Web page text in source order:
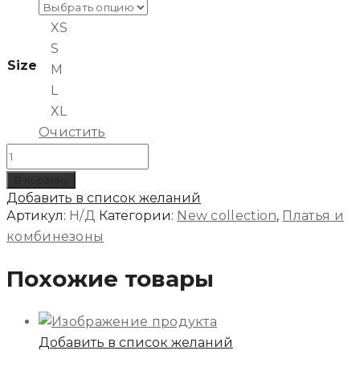
Size
XS
S
M
L
XL
Очистить
Количество
товара
Платье
«Анастейша»
в
исполнении
Добавить в список желаний
Артикул: Н/Д Категории: New collection, Платья и
комбинезоны
Похожие товары
Добавить в список желаний